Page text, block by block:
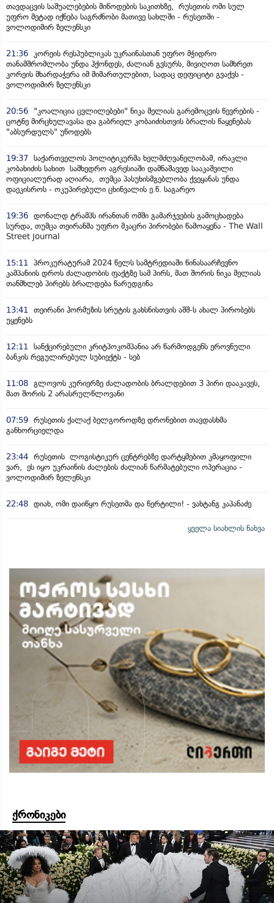
თავდაცვის საშუალებების მიწოდების საკითხზე, რუსეთის ომი სულ
უფრო მეტად იქნება საგრძნობი მათივე სახლში - რუსეთში -
ვოლოდიმირ ზელენსკი
21:36
კორეის რესპუბლიკას უკრაინასთან უფრო მჭიდრო
თანამშრომლობა უნდა ჰქონდეს, ძალიან გვსურს, მივიღოთ სამხრეთ
კორეის მხარდაჭერა იმ მიმართულებით, სადაც დეფიციტი გვაქვს -
ვოლოდიმირ ზელენსკი
20:56
"კოალიცია ცვლილებები" ნიკა მელიას გარემოცვის წევრების -
ცოტნე მირცხულავასა და გაბრიელ კობაიძისთვის ბრალის წაყენებას
"აბსურდულს" უწოდებს
19:37 საქართველოს პოლიტიკურმა ხელმძღვანელობამ, ირაკლი
კობახიძის სახით სამხედრო აგრესიაში დამნაშავედ სააკაშვილი
ოფიციალურად აღიარა, თუმცა პასუხისმგებლობა ქვეყანას უნდა
დაეკისროს - ოკუპირებული ცხინვალის ე.წ. საგარეო
19:36 დონალდ ტრამპს ირანთან ომში გამარჯვების გამოცხადება
სურდა, თუმცა თეირანმა უფრო მკაცრი პირობები წამოაყენა - The Wall
Street Journal
15:11
პროკურატურამ 2024 წელს სამტრედიაში წინასაარჩევნო
კამპანიის დროს ძალადობის ფაქტზე სამ პირს, მათ შორის ნიკა მელიას
თანმხლებ პირებს ბრალდება წარუდგინა
13:41
თეირანი ჰორმუზის სრუტის გახსნისთვის აშშ-ს ახალ პირობებს
უყენებს
12:11
სანქცირებული კრიტპოკომპანია არ წარმოდგენს ეროვნული
ბანკის რეგულირებულ სუბიექტს - სებ
11:08 გლოვოს კურიერზე ძალადობის ბრალდებით 3 პირი დააკავეს,
მათ შორის 2 არასრულწლოვანი
07:59 რუსეთის ქალაქ ბელგოროდზე დრონებით თავდასხმა
განხორციელდა
23:44 რუსეთის ლოგისტიკურ ცენტრებზე დარტყმებით კმაყოფილი
ვარ, ეს იყო უკრაინის ძალების ძალიან წარმატებული ოპერაცია -
ვოლოდიმირ ზელენსკი
22:48 დიახ, ომი დაიწყო რუსეთმა და წერტილი! - ვახტანგ კაპანაძე
ყველა სიახლის ნახვა
ქრონიკები